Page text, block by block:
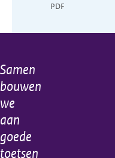
PDF
Algemene
informatie
Samen
bouwen
we
aan
goede
toetsen